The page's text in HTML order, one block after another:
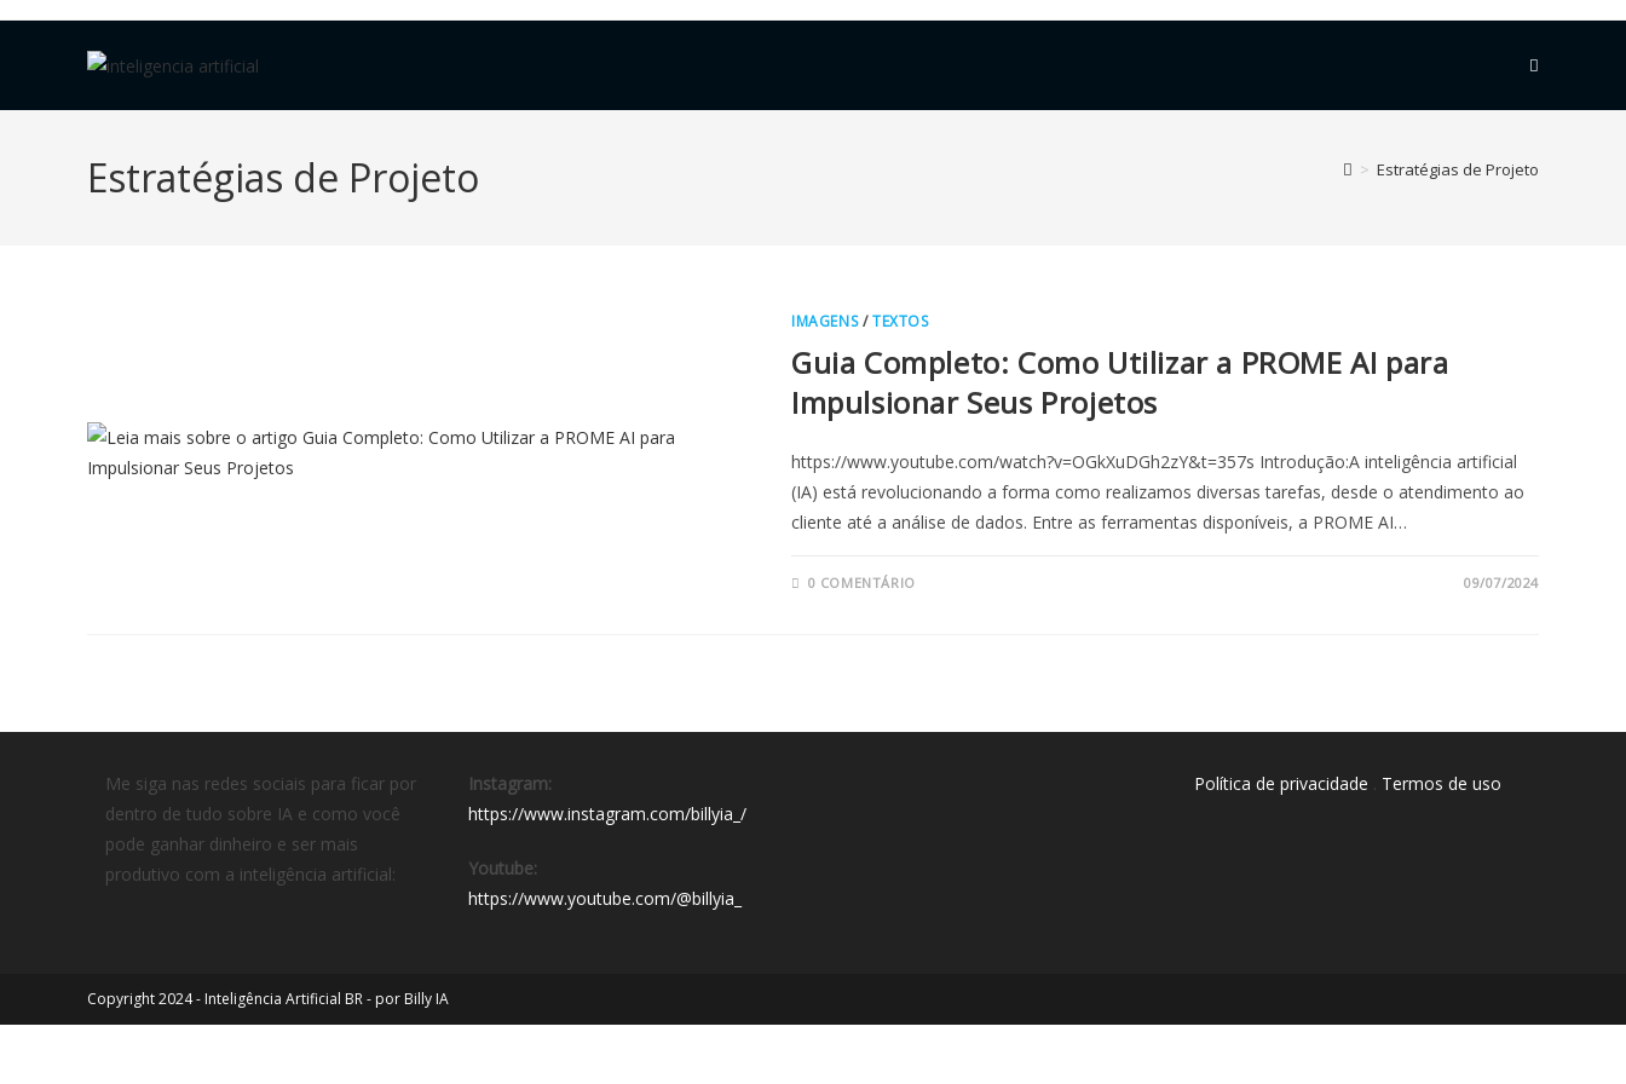
Estratégias de Projeto > Estratégias de Projeto
IMAGENS/TEXTOS
Guia Completo: Como Utilizar a PROME AI para
Impulsionar Seus Projetos
https://www.youtube.com/watch?v=OGkXuDGh2zY&t=357s Introdução:A inteligência artificial
(IA) está revolucionando a forma como realizamos diversas tarefas, desde o atendimento ao
cliente até a análise de dados. Entre as ferramentas disponíveis, a PROME AI…
0 COMENTÁRIO 09/07/2024
Me siga nas redes sociais para ficar por
dentro de tudo sobre IA e como você
pode ganhar dinheiro e ser mais
produtivo com a inteligência artificial:
Instagram:
https://www.instagram.com/billyia_/
Youtube:
https://www.youtube.com/@billyia_
Política de privacidade . Termos de uso
Copyright 2024 - Inteligência Artificial BR - por Billy IA